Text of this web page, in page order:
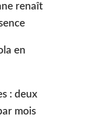
renaît
en
: deux
mois